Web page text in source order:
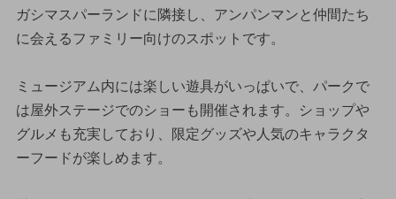
ガシマスパーランドに隣接し、アンパンマンと仲間たち
に会えるファミリー向けのスポットです。
ミュージアム内には楽しい遊具がいっぱいで、パークで
は屋外ステージでのショーも開催されます。ショップや
グルメも充実しており、限定グッズや人気のキャラクタ
ーフードが楽しめます。